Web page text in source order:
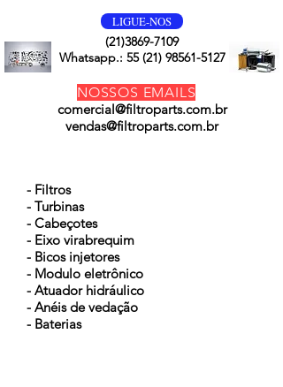
LIGUE-NOS
(21)3869-7109
Whatsapp.: 55 (21) 98561-5127
NOSSOS EMAILS
comercial@filtroparts.com.br
vendas@filtroparts.com.br
- Filtros
- Turbinas
- Cabeçotes
- Eixo virabrequim
- Bicos injetores
- Modulo eletrônico
- Atuador hidráulico
- Anéis de vedação
- Baterias